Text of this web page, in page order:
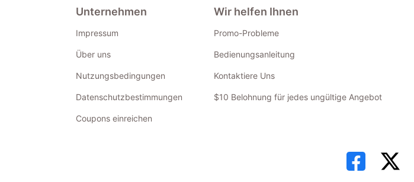
Unternehmen
Impressum
Über uns
Nutzungsbedingungen
Datenschutzbestimmungen
Coupons einreichen
Wir helfen Ihnen
Promo-Probleme
Bedienungsanleitung
Kontaktiere Uns
$10 Belohnung für jedes ungültige Angebot